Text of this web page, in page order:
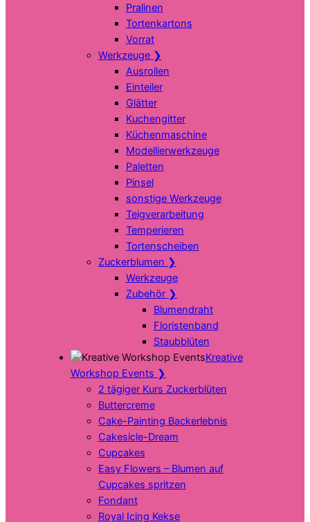
Pralinen
Tortenkartons
Vorrat
Werkzeuge ❯
Ausrollen
Einteiler
Glätter
Kuchengitter
Küchenmaschine
Modellierwerkzeuge
Paletten
Pinsel
sonstige Werkzeuge
Teigverarbeitung
Temperieren
Tortenscheiben
Zuckerblumen ❯
Werkzeuge
Zubehör ❯
Blumendraht
Floristenband
Staubblüten
Kreative
Workshop Events ❯
2 tägiger Kurs Zuckerblüten
Buttercreme
Cake-Painting Backerlebnis
Cakesicle-Dream
Cupcakes
Easy Flowers – Blumen auf
Cupcakes spritzen
Fondant
Royal Icing Kekse